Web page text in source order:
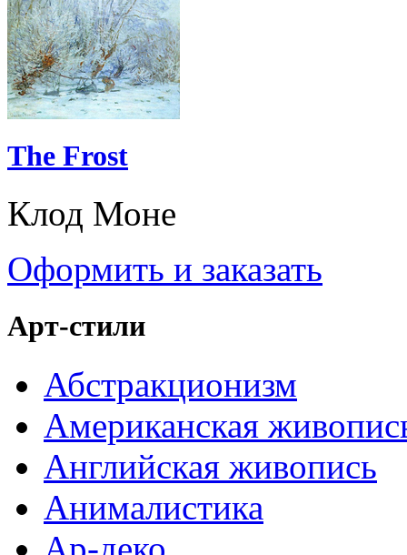
The Frost
Клод Моне
Оформить и заказать
Арт-стили
Абстракционизм
Американская
Английская живопись
Анималистика